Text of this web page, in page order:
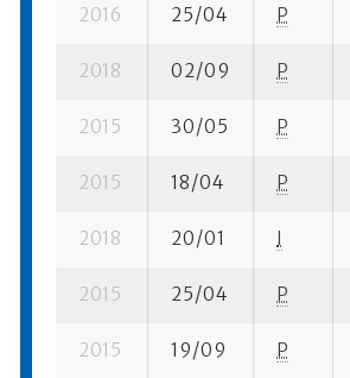
2016 25/04 P
2018 02/09 P
2015 30/05 P
2015 18/04 P
2018 20/01 I
2015 25/04 P
2015 19/09 P